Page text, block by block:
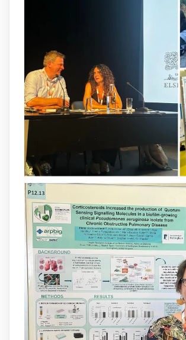
Our latest publication on dual
therapy for the treatment of
resistant P. aeruginosa
available.This work is the
collaborative effort between
@SonEspases
, and Prof.
Landersdorfer’s group at
University, AUS.
arpbigidisba Retweeted
Donam la benvinguda a
Barceló Munar, nova
grup@arpbigidisbaa l’#IdISBa.
Un contracte cofinançat per
@SaludISCIIIi la Unió Europea.
Més informació:http://
1 3